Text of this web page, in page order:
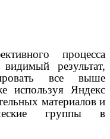
процесса
результат,
все выше
используя Яндекс
материалов и
группы в